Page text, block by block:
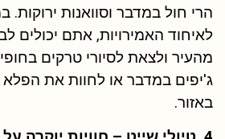
הרי חול במדבר וסוואנות ירוקות.
לאיחוד האמירויות, אתם יכולים
מהעיר ולצאת לסיורי טרקים בחופי
ג'יפים במדבר או לחוות את
באזור.